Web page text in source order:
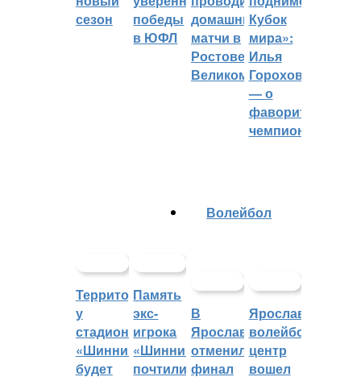
сезон
победы
в ЮФЛ
домашние
матчи в
Ростове
Великом
Кубок
мира»:
Илья
Горохов
— о
фаворитах
чемпионата
Территорией
у
стадиона
«Шинник»
будет
Память
экс-
игрока
«Шинника»
почтили
Волейбол
В
Ярославле
отменили
финал
Ярославский
волейбольный
центр
вошел